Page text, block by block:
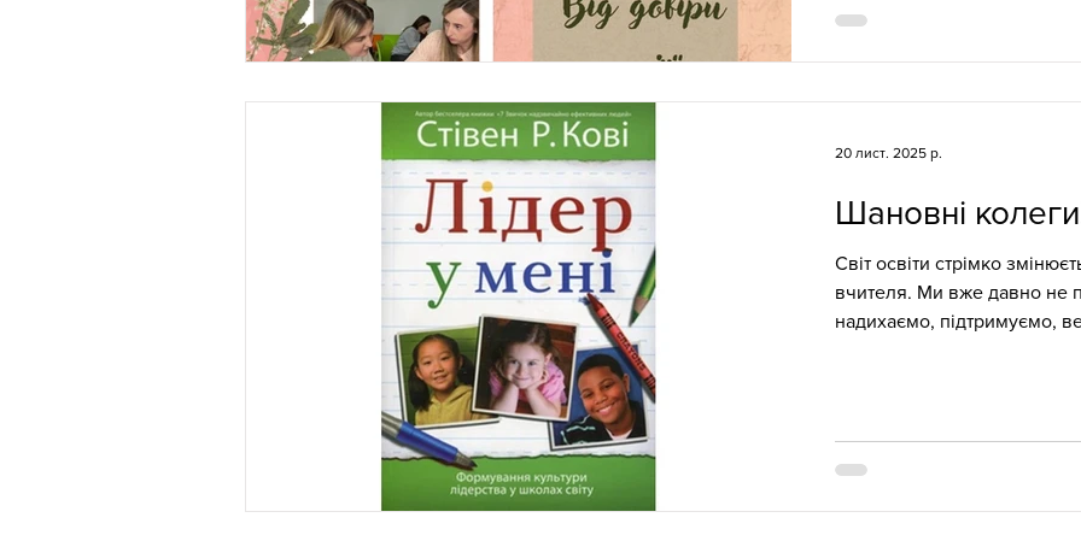
захід зібрав креативних
Шановні
Світ освіти стрімко
вчителя. Ми вже давно не
надихаємо, підтримуємо,
книга» працюємо над
«Лідер у мені» . Це книга,
20 лист. 2025 р.